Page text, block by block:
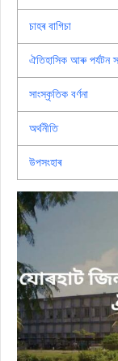
চাহৰ বাগিচা
ঐতিহাসিক আৰু পৰ্যটন
সাংস্কৃতিক বৰ্ণনা
অৰ্থনীতি
উপসংহাৰ